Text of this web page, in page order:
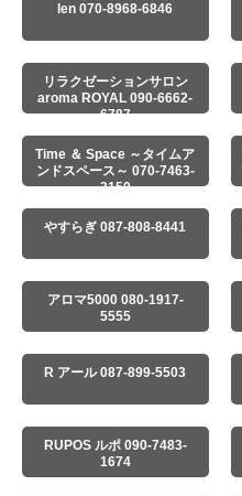
len 070-8968-6846
リラクゼーションサロン
aroma ROYAL 090-6662-
6787
Time ＆ Space ～タイムア
ンドスペース～ 070-7463-
3150
やすらぎ 087-808-8441
アロマ5000 080-1917-
5555
R アール 087-899-5503
RUPOS ルポ 090-7483-
1674